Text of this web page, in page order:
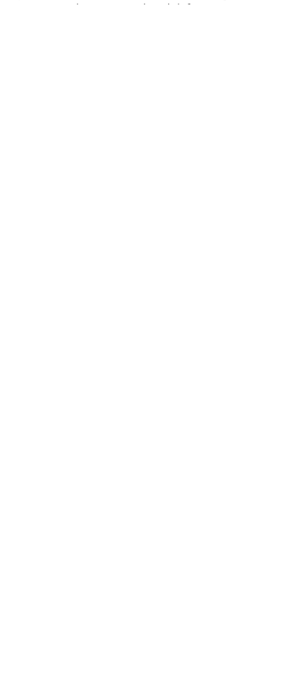
• Taxas de serviço da plataforma não são